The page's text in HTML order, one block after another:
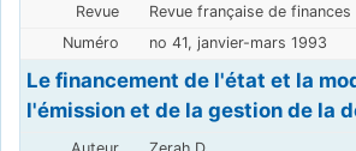
Revue française de
no 41, janvier-mars 1993
Le financement de l'état et la
l'émission et de la gestion de la